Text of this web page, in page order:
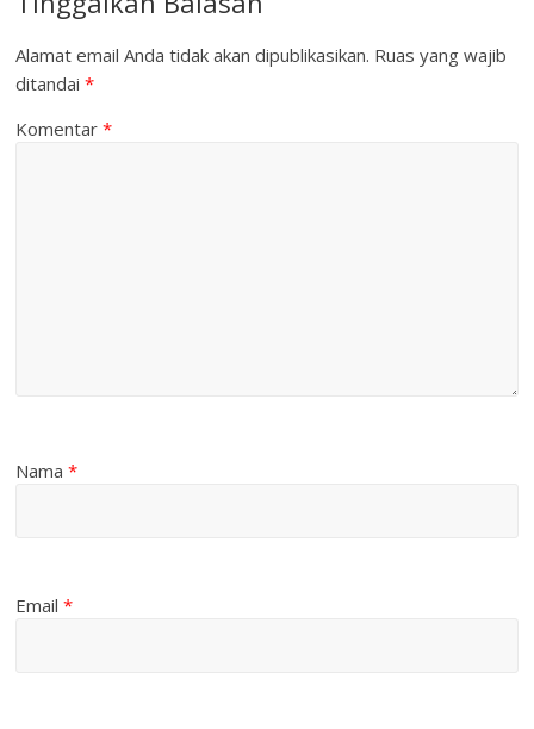
Alamat email Anda tidak akan dipublikasikan. Ruas yang wajib
ditandai*
Komentar*
Nama*
Email*